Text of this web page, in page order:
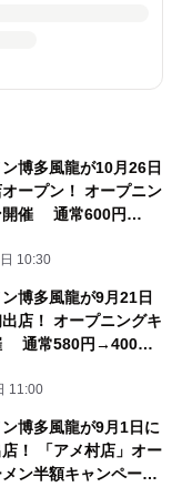
博多風龍が10月26日
ープン！ オープニン
開催 通常600円
間限り！！
10:30
博多風龍が9月21日
店！ オープニングキ
通常580円→400
！！
11:00
博多風龍が9月1日に
！ 「アメ村店」オー
ン半額キャンペーン